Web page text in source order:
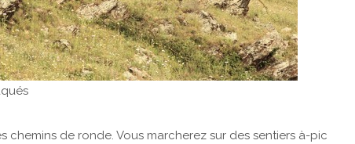
chemins de ronde. Vous marcherez sur des sentiers à-pic